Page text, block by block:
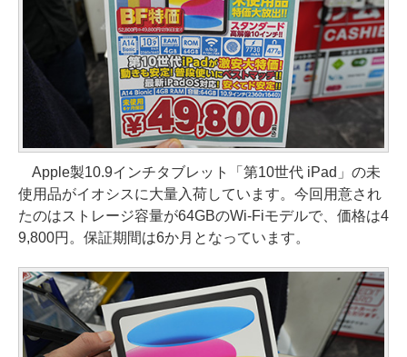
Apple製10.9インチタブレット「第10世代 iPad」の未
使用品がイオシスに大量入荷しています。今回用意され
たのはストレージ容量が64GBのWi-Fiモデルで、価格は4
9,800円。保証期間は6か月となっています。